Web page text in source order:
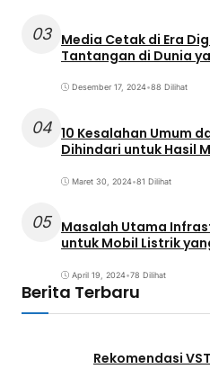
03 Media Cetak di Era
Tantangan di Dunia
Desember 17, 2024•88 Dilihat
04 10 Kesalahan Umum
Dihindari untuk Hasil
Maret 30, 2024•81 Dilihat
05 Masalah Utama
untuk Mobil Listrik
April 19, 2024•78 Dilihat
Berita Terbaru
Rekomendasi